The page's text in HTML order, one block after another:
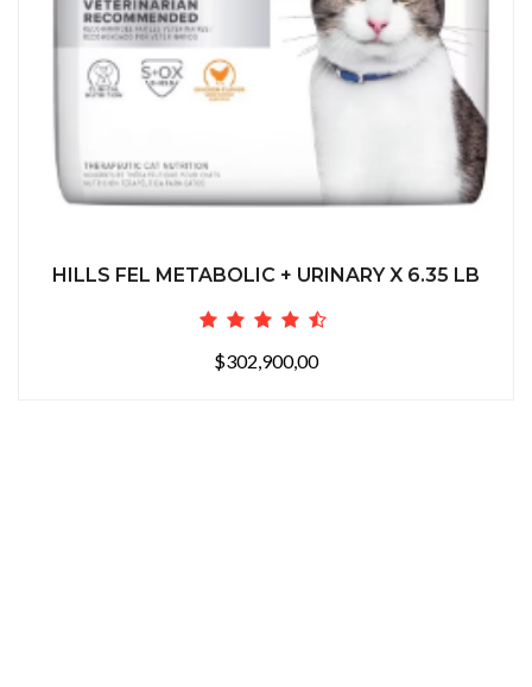
HILLS FEL METABOLIC + URINARY X 6.35 LB
$302,900,00